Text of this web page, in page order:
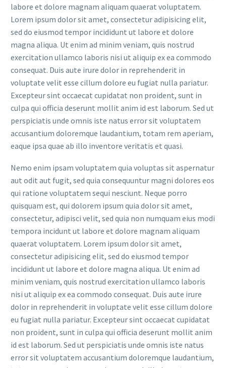
labore et dolore magnam aliquam quaerat voluptatem.
Lorem ipsum dolor sit amet, consectetur adipisicing elit,
sed do eiusmod tempor incididunt ut labore et dolore
magna aliqua. Ut enim ad minim veniam, quis nostrud
exercitation ullamco laboris nisi ut aliquip ex ea commodo
consequat. Duis aute irure dolor in reprehenderit in
voluptate velit esse cillum dolore eu fugiat nulla pariatur.
Excepteur sint occaecat cupidatat non proident, sunt in
culpa qui officia deserunt mollit anim id est laborum. Sed ut
perspiciatis unde omnis iste natus error sit voluptatem
accusantium doloremque laudantium, totam rem aperiam,
eaque ipsa quae ab illo inventore veritatis et quasi.
Nemo enim ipsam voluptatem quia voluptas sit aspernatur
aut odit aut fugit, sed quia consequuntur magni dolores eos
qui ratione voluptatem sequi nesciunt. Neque porro
quisquam est, qui dolorem ipsum quia dolor sit amet,
consectetur, adipisci velit, sed quia non numquam eius modi
tempora incidunt ut labore et dolore magnam aliquam
quaerat voluptatem. Lorem ipsum dolor sit amet,
consectetur adipisicing elit, sed do eiusmod tempor
incididunt ut labore et dolore magna aliqua. Ut enim ad
minim veniam, quis nostrud exercitation ullamco laboris
nisi ut aliquip ex ea commodo consequat. Duis aute irure
dolor in reprehenderit in voluptate velit esse cillum dolore
eu fugiat nulla pariatur. Excepteur sint occaecat cupidatat
non proident, sunt in culpa qui officia deserunt mollit anim
id est laborum. Sed ut perspiciatis unde omnis iste natus
error sit voluptatem accusantium doloremque laudantium,